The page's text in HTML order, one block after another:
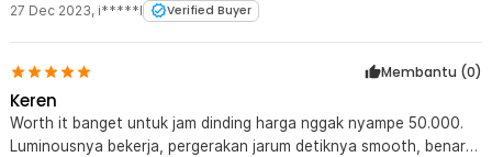
27 Dec 2023, i*****l Verified Buyer
Membantu (0)
Keren
Worth it banget untuk jam dinding harga nggak nyampe 50.000.
Luminousnya bekerja, pergerakan jarum detiknya smooth, benar-